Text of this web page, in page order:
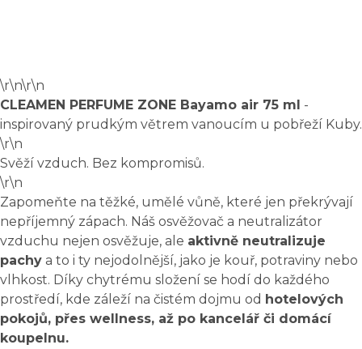
\r\n\r\n
CLEAMEN PERFUME ZONE Bayamo air 75 ml -
inspirovaný prudkým větrem vanoucím u pobřeží Kuby.
\r\n
Svěží vzduch. Bez kompromisů.
\r\n
Zapomeňte na těžké, umělé vůně, které jen překrývají
nepříjemný zápach. Náš osvěžovač a neutralizátor
vzduchu nejen osvěžuje, ale aktivně neutralizuje
pachy a to i ty nejodolnější, jako je kouř, potraviny nebo
vlhkost. Díky chytrému složení se hodí do každého
prostředí, kde záleží na čistém dojmu od hotelových
pokojů, přes wellness, až po kancelář či domácí
koupelnu.